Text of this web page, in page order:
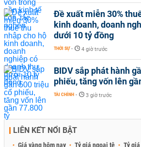
Đề xuất miễn 30%
kinh doanh, doanh
dưới 10 tỷ đồng
THỜI SỰ - 4 giờ trước
BIDV sắp phát hành
phiếu, tăng vốn lên
TÀI CHÍNH - 3 giờ trước
LIÊN KẾT NỔI BẬT
Giá vàng hôm nay Tỷ giá ngoại tệ Tỷ giá